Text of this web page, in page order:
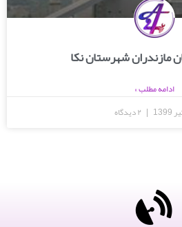
مازندران شهرستان نکا
ادامه مطلب »